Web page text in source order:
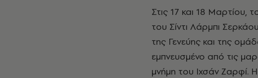
Στις 17 και 18 Μαρτίου, το Φεστιβάλ προτείνει την παράσταση χορού «Ιhsane»
του Σίντι Λάρμπι
της Γενεύης και της
εμπνευσμένο από τις
μνήμη του Ιχσάν Ζαρφί.